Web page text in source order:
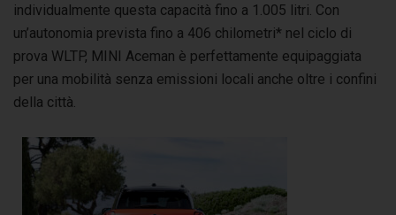
individualmente questa capacità fino a 1.005 litri. Con
un’autonomia prevista fino a 406 chilometri* nel ciclo di
prova WLTP, MINI Aceman è perfettamente equipaggiata
per una mobilità senza emissioni locali anche oltre i confini
della città.